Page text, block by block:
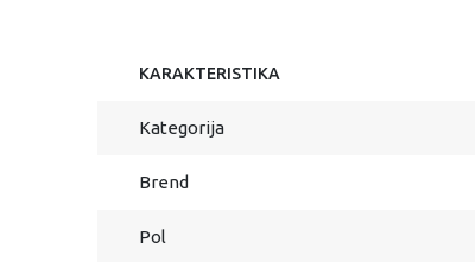
KARAKTERISTIKA
Kategorija
Brend
Pol